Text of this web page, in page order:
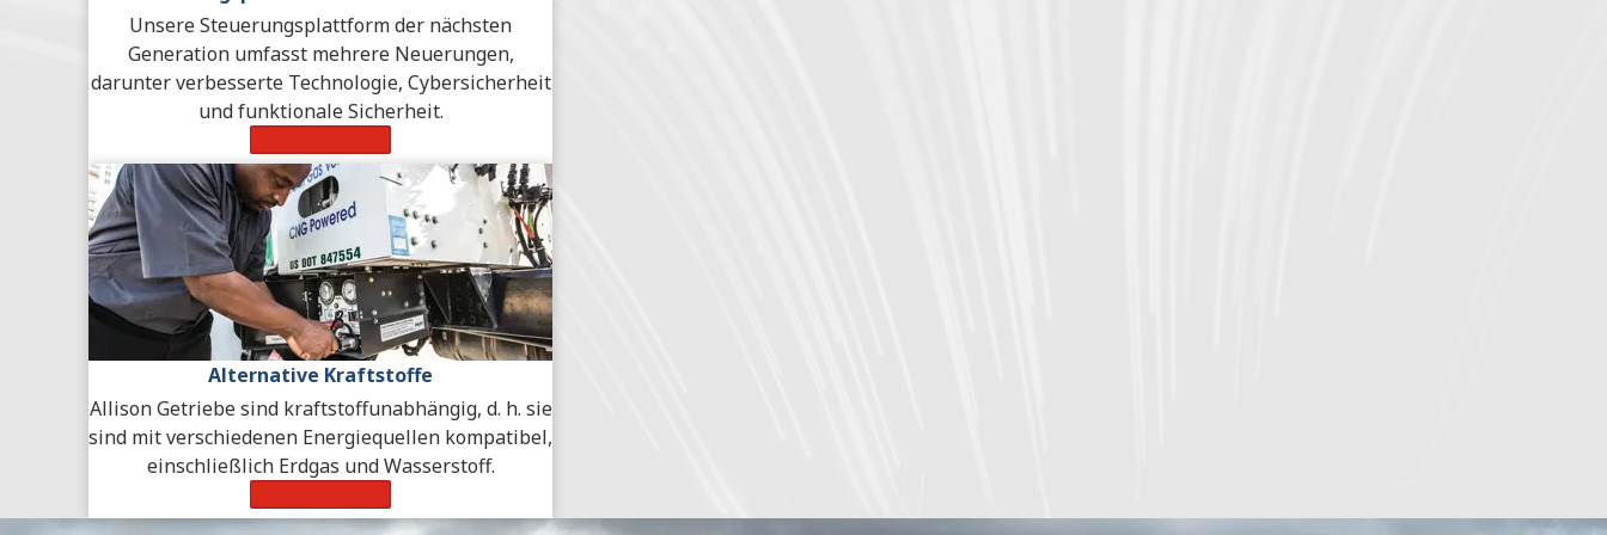
Unsere Steuerungsplattform der nächsten
Generation umfasst mehrere Neuerungen,
darunter verbesserte Technologie, Cybersicherheit
und funktionale Sicherheit.
Alternative Kraftstoffe
Allison Getriebe sind kraftstoffunabhängig, d. h. sie
sind mit verschiedenen Energiequellen kompatibel,
einschließlich Erdgas und Wasserstoff.